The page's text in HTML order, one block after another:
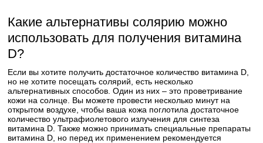
Какие альтернативы солярию можно
использовать для получения витамина
D?
Если вы хотите получить достаточное количество витамина D,
но не хотите посещать солярий, есть несколько
альтернативных способов. Один из них – это проветривание
кожи на солнце. Вы можете провести несколько минут на
открытом воздухе, чтобы ваша кожа поглотила достаточное
количество ультрафиолетового излучения для синтеза
витамина D. Также можно принимать специальные препараты
витамина D, но перед их применением рекомендуется